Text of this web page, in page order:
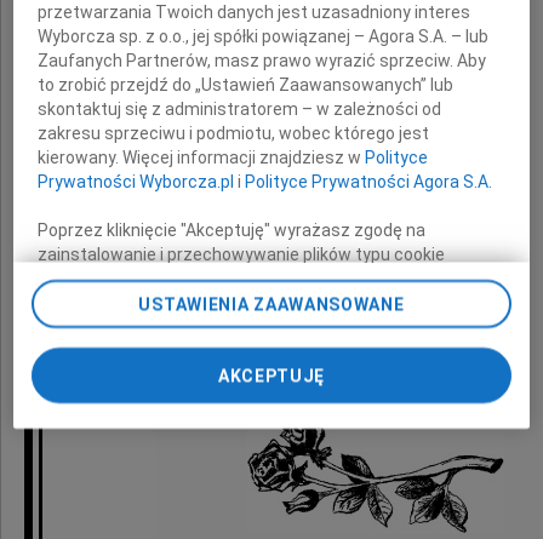
Najbliższej Rodzinie
składają
Zespołu Szkół Gałczyńskiego w Kielcach
przetwarzania Twoich danych jest uzasadniony interes
Wyborcza sp. z o.o., jej spółki powiązanej – Agora S.A. – lub
Zaufanych Partnerów, masz prawo wyrazić sprzeciw. Aby
to zrobić przejdź do „Ustawień Zaawansowanych” lub
skontaktuj się z administratorem – w zależności od
zakresu sprzeciwu i podmiotu, wobec którego jest
kierowany. Więcej informacji znajdziesz w Polityce
Prywatności Wyborcza.pl i Polityce Prywatności Agora S.A.
Poprzez kliknięcie "Akceptuję" wyrażasz zgodę na
zainstalowanie i przechowywanie plików typu cookie
Wyborczej sp. z o. o. jej Zaufanych Partnerów i Agora S.A.
na Twoim urządzeniu końcowym. Możesz też w każdej
chwili zmienić swoje preferencje dot. plików cookie,
ponownie wywołując narzędzie do zarządzania Twoimi
preferencjami dot. przetwarzania danych poprzez
odnośnik „Ustawienia prywatności” w stopce serwisu i
przechodząc do sekcji „Ustawienia zaawansowane”.
Zmiana ustawień plików cookie możliwa jest także za
pomocą ustawień przeglądarki.
My, nasi Zaufani Partnerzy i Agora S.A. możemy
USTAWIENIA ZAAWANSOWANE
AKCEPTUJĘ